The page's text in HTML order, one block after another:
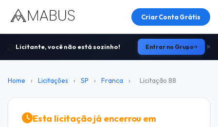
Criar Conta Grátis
Licitante, você não está sozinho! Entrar no Grupo
Home › Licitações › SP › Franca › Licitação 88
Esta licitação já encerrou em